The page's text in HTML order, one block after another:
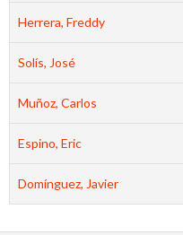
Herrera, Freddy
Solís, José
Muñoz, Carlos
Espino, Eric
Domínguez, Javier